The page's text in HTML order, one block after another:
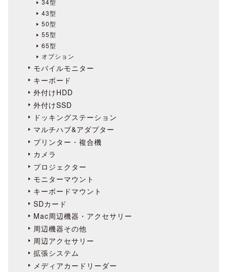
34型
43型
50型
55型
65型
オプション
モバイルモニター
キーボード
外付けHDD
外付けSSD
ドッキングステーション
マルチハブ&アダプター
プリンター・複合機
カメラ
プロジェクター
モニターマウント
キーボードマウント
SDカード
Mac周辺機器・アクセサリー
周辺機器その他
周辺アクセサリー
拡張システム
メディアカードリーダー